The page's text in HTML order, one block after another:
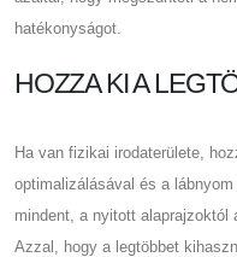
hatékonyságot.
HOZZA KI A
Ha van fizikai irodaterülete,
optimalizálásával és a
mindent, a nyitott alaprajzoktól
Azzal, hogy a legtöbbet